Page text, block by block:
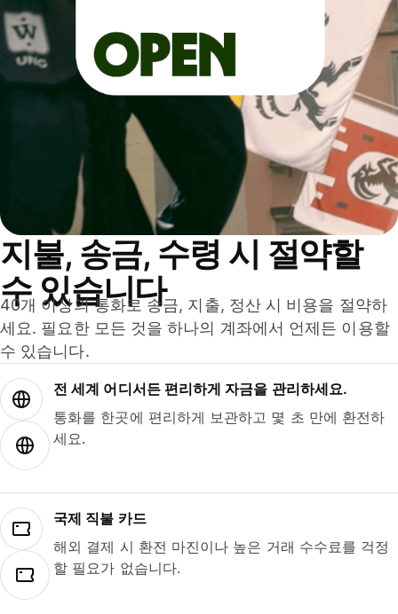
지불, 송금, 수령 시 절약할
수 있습니다
40개 이상의 통화로 송금, 지출, 정산 시 비용을 절약하
세요. 필요한 모든 것을 하나의 계좌에서 언제든 이용할
수 있습니다.
전 세계 어디서든 편리하게 자금을 관리하세요.
통화를 한곳에 편리하게 보관하고 몇 초 만에 환전하
세요.
국제 직불 카드
해외 결제 시 환전 마진이나 높은 거래 수수료를 걱정
할 필요가 없습니다.